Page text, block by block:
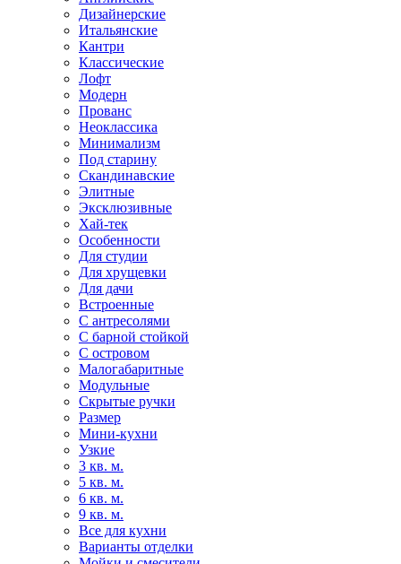
Дизайнерские
Итальянские
Кантри
Классические
Лофт
Модерн
Прованс
Неоклассика
Минимализм
Под старину
Скандинавские
Элитные
Эксклюзивные
Хай-тек
Особенности
Для студии
Для хрущевки
Для дачи
Встроенные
С антресолями
С барной стойкой
С островом
Малогабаритные
Модульные
Скрытые ручки
Размер
Мини-кухни
Узкие
3 кв. м.
5 кв. м.
6 кв. м.
9 кв. м.
Все для кухни
Варианты отделки